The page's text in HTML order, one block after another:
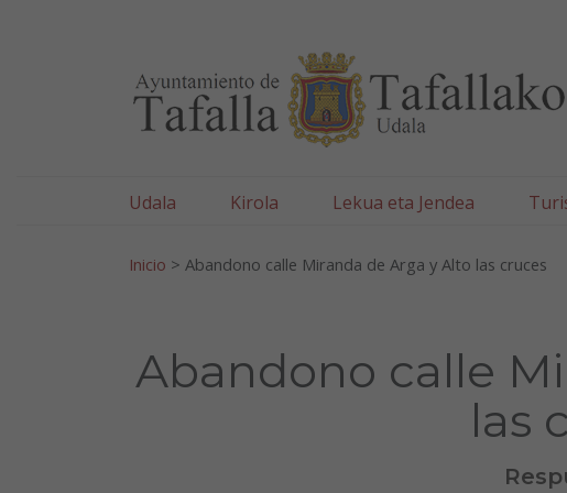
Udala Kirola Lekua eta Jendea
Inicio > Abandono calle Miranda de Arga y Alto las cruces
Abandono calle
las